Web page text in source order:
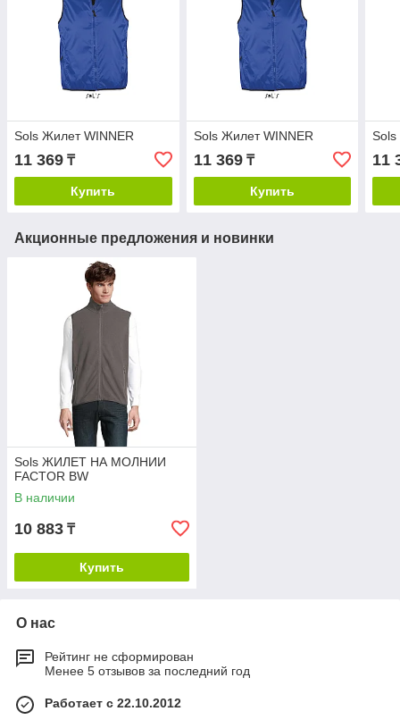
Sols Жилет WINNER
11 369 ₸
Купить
Sols Жилет WINNER
11 369₸
Купить
11
Акционные предложения и новинки
Sols ЖИЛЕТ НА МОЛНИИ
FACTOR BW
В наличии
10 883 ₸
Купить
О нас
Рейтинг не сформирован
Менее 5 отзывов за последний год
Работает с 22.10.2012